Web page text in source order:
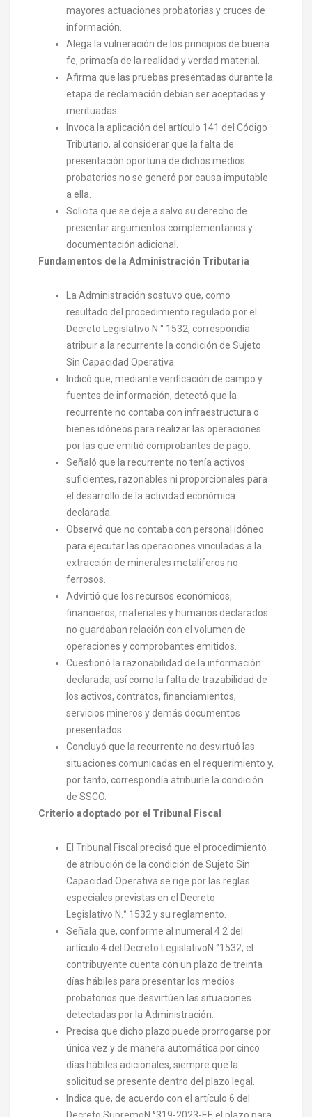
mayores actuaciones probatorias y cruces de
información.
Alega la vulneración de los principios de buena
fe, primacía de la realidad y verdad material.
Afirma que las pruebas presentadas durante la
etapa de reclamación debían ser aceptadas y
merituadas.
Invoca la aplicación del artículo 141 del Código
Tributario, al considerar que la falta de
presentación oportuna de dichos medios
probatorios no se generó por causa imputable
a ella.
Solicita que se deje a salvo su derecho de
presentar argumentos complementarios y
documentación adicional.
Fundamentos de la Administración Tributaria
La Administración sostuvo que, como
resultado del procedimiento regulado por el
Decreto Legislativo N.° 1532, correspondía
atribuir a la recurrente la condición de Sujeto
Sin Capacidad Operativa.
Indicó que, mediante verificación de campo y
fuentes de información, detectó que la
recurrente no contaba con infraestructura o
bienes idóneos para realizar las operaciones
por las que emitió comprobantes de pago.
Señaló que la recurrente no tenía activos
suficientes, razonables ni proporcionales para
el desarrollo de la actividad económica
declarada.
Observó que no contaba con personal idóneo
para ejecutar las operaciones vinculadas a la
extracción de minerales metalíferos no
ferrosos.
Advirtió que los recursos económicos,
financieros, materiales y humanos declarados
no guardaban relación con el volumen de
operaciones y comprobantes emitidos.
Cuestionó la razonabilidad de la información
declarada, así como la falta de trazabilidad de
los activos, contratos, financiamientos,
servicios mineros y demás documentos
presentados.
Concluyó que la recurrente no desvirtuó las
situaciones comunicadas en el requerimiento y,
por tanto, correspondía atribuirle la condición
de SSCO.
Criterio adoptado por el Tribunal Fiscal
El Tribunal Fiscal precisó que el procedimiento
de atribución de la condición de Sujeto Sin
Capacidad Operativa se rige por las reglas
especiales previstas en el Decreto
Legislativo N.° 1532 y su reglamento.
Señala que, conforme al numeral 4.2 del
artículo 4 del Decreto LegislativoN.°1532, el
contribuyente cuenta con un plazo de treinta
días hábiles para presentar los medios
probatorios que desvirtúen las situaciones
detectadas por la Administración.
Precisa que dicho plazo puede prorrogarse por
única vez y de manera automática por cinco
días hábiles adicionales, siempre que la
solicitud se presente dentro del plazo legal.
Indica que, de acuerdo con el artículo 6 del
Decreto SupremoN.°319-2023-EF, el plazo para